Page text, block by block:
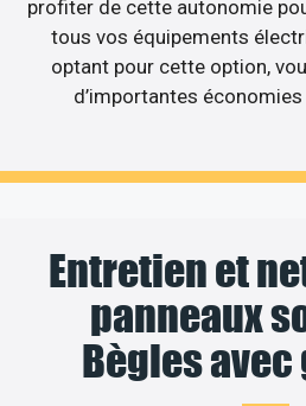
profiter de cette autonomie
tous vos équipements
optant pour cette option,
d’importantes
Entretien et
panneaux
Bègles